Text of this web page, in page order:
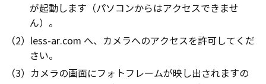
が起動します（パソコンからはアクセスできませ
ん）。
（2）less-ar.com へ、カメラへのアクセスを許可してくだ
さい。
（3）カメラの画面にフォトフレームが映し出されますの